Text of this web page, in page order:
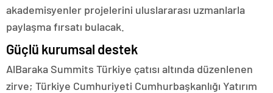
akademisyenler projelerini uluslararası uzmanlarla
paylaşma fırsatı bulacak.
Güçlü kurumsal destek
AlBaraka Summits Türkiye çatısı altında düzenlenen
zirve; Türkiye Cumhuriyeti Cumhurbaşkanlığı Yatırım